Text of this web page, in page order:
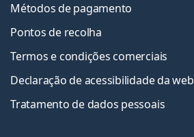
Métodos de pagamento
Pontos de recolha
Termos e condições comerciais
Declaração de acessibilidade da web
Tratamento de dados pessoais